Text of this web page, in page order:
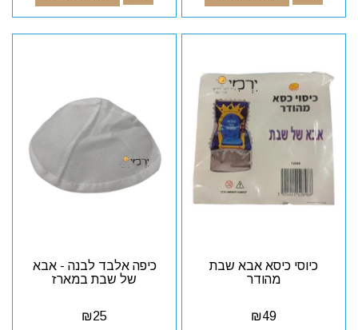
כיוסי כיסא אבא שבת
מהודר
₪49
כיפה אלבד לבנה - אבא
של שבת במארז
₪25